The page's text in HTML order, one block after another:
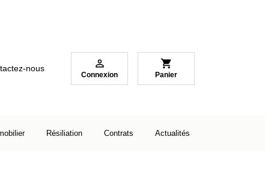
nous 
Connexion
shopping_cart
Panier
Résiliation Contrats Actualités